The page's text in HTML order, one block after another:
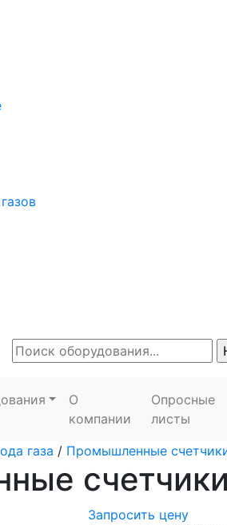
О
компании
Опросные
листы
газа / Промышленные
Запросить цену